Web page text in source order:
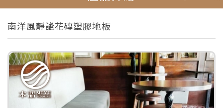
南洋風靜謐花磚塑膠地板